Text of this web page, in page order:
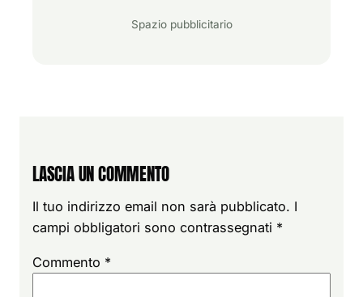
Spazio pubblicitario
LASCIA UN COMMENTO
Il tuo indirizzo email non sarà pubblicato. I
campi obbligatori sono contrassegnati *
Commento *